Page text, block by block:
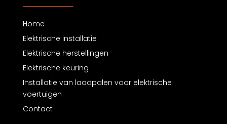
Home
Elektrische installatie
Elektrische herstellingen
Elektrische keuring
Installatie van laadpalen voor elektrische
voertuigen
Contact